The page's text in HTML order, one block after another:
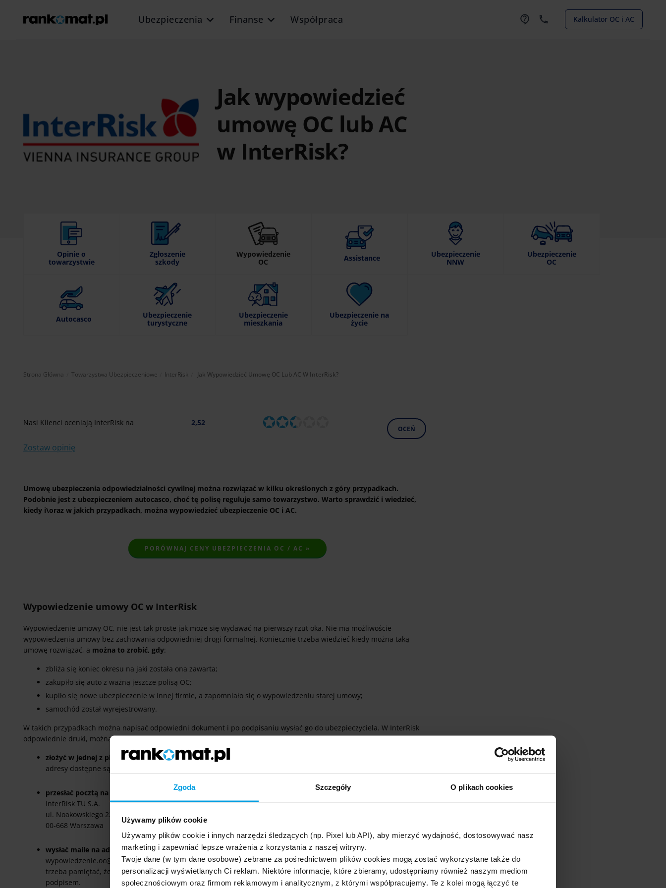
Zgoda Szczegóły O plikach cookies
Używamy plików cookie
Używamy plików cookie i innych narzędzi śledzących (np. Pixel lub API), aby mierzyć wydajność, dostosowywać nasz
marketing i zapewniać lepsze wrażenia z korzystania z naszej witryny.
Twoje dane (w tym dane osobowe) zebrane za pośrednictwem plików cookies mogą zostać wykorzystane także do
personalizacji wyświetlanych Ci reklam. Niektóre informacje, które zbieramy, udostępniamy również naszym mediom
społecznościowym oraz firmom reklamowym i analitycznym, z którymi współpracujemy. Te z kolei mogą łączyć te
Ubezpieczenia Finanse Współpraca Kalkulator OC i AC
Jak wypowiedzieć
umowę OC lub AC
w InterRisk?
Opinie o
towarzystwie
Zgłoszenie
szkody
Wypowiedzenie
OC
Assistance
Ubezpieczenie
NNW
Ubezpieczenie
OC
Autocasco
Ubezpieczenie
turystyczne
Ubezpieczenie
mieszkania
Ubezpieczenie na
życie
Strona Główna Towarzystwa Ubezpieczeniowe InterRisk Aktualnie:
Jak Wypowiedzieć Umowę OC Lub AC W InterRisk?
Nasi Klienci oceniają InterRisk na 2,52
OCEŃ
Zostaw opinię
Umowę ubezpieczenia odpowiedzialności cywilnej można rozwiązać w kilku określonych z góry przypadkach.
Podobnie jest z ubezpieczeniem autocasco, choć tę polisę reguluje samo towarzystwo. Warto sprawdzić i wiedzieć,
kiedy i\oraz w jakich przypadkach, można wypowiedzieć ubezpieczenie OC i AC.
PORÓWNAJ CENY UBEZPIECZENIA OC / AC »
Wypowiedzenie umowy OC w InterRisk
Wypowiedzenie umowy OC, nie jest tak proste jak może się wydawać na pierwszy rzut oka. Nie ma możliwoście
wypowiedzenia umowy bez zachowania odpowiedniej drogi formalnej. Koniecznie trzeba wiedzieć kiedy można taką
umowę rozwiązać, a można to zrobić, gdy:
zbliża się koniec okresu na jaki została ona zawarta;
zakupiło się auto z ważną jeszcze polisą OC;
kupiło się nowe ubezpieczenie w innej firmie, a zapomniało się o wypowiedzeniu starej umowy;
samochód został wyrejestrowany.
W takich przypadkach można napisać odpowiedni dokument i po podpisaniu wysłać go do ubezpieczyciela. W InterRisk
odpowiednie druki, można znaleźć na stronie internetowej towarzystwa . Następnie wypowiedzenie można:
złożyć w jednej z placówek
adresy dostępne są stronach InterRisk
przesłać pocztą na adres:
InterRisk TU S.A.
ul. Noakowskiego 22
00-668 Warszawa
wysłać maile na adres:
wypowiedzenie.oc@interrisk.pl
trzeba pamiętać, że w załączniku należy dołączyć skan lub fotografię wypowiedzenie z widocznym, odręcznym
podpisem.